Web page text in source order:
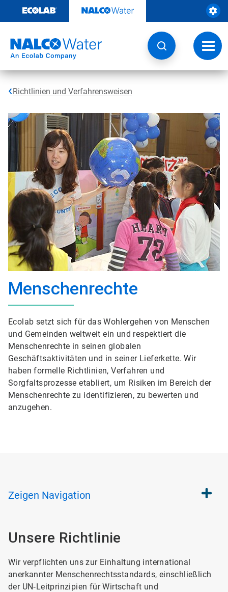
Inhalt
Richtlinien und Verfahrensweisen
Menschenrechte
Ecolab setzt sich für das Wohlergehen von Menschen
und Gemeinden weltweit ein und respektiert die
Menschenrechte in seinen globalen
Geschäftsaktivitäten und in seiner Lieferkette. Wir
haben formelle Richtlinien, Verfahren und
Sorgfaltsprozesse etabliert, um Risiken im Bereich der
Menschenrechte zu identifizieren, zu bewerten und
anzugehen.
Zeigen Navigation
Unsere Richtlinie
Wir verpflichten uns zur Einhaltung international
anerkannter Menschenrechtsstandards, einschließlich
der UN‑Leitprinzipien für Wirtschaft und